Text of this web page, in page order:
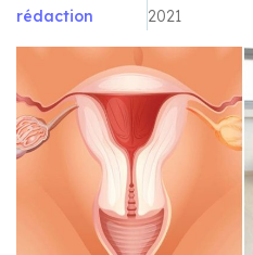
rédaction
2021